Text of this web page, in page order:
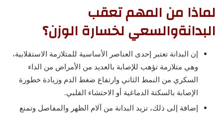
لماذا من المهم تعقب
البدانةوالسعي لخسارة الوزن؟
إن البدانة تعتبر إحدى العناصر الأساسية للمتلازمة الاستقلابية،
وهي متلازمة تؤهب للإصابة بالعديد من الأمراض من الداء
السكري من النمط الثاني وارتفاع ضغط الدم وزيادة خطورة
الإصابة بالسكتة الدماغية أو الاحتشاء القلبي.
إضافة إلى ذلك، تزيد البدانة من آلام الظهر والمفاصل وتمنع